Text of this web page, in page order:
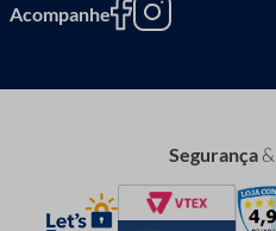
Acompanhe
Segurança&